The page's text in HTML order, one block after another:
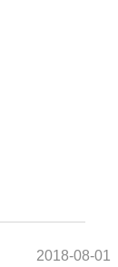
2018-08-01